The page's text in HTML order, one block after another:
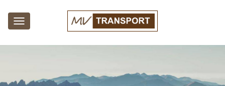
Toggle
navigation